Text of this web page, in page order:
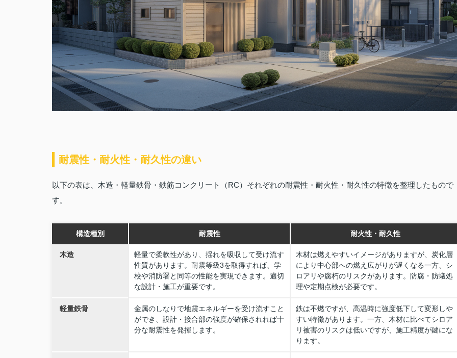
耐震性・耐火性・耐久性の違い
以下の表は、木造・軽量鉄骨・鉄筋コンクリート（RC）それぞれの耐震性・耐火性・耐久性の特徴を整理したもので
す。
構造種別 耐震性 耐火性・耐久性
木造
軽量で柔軟性があり、揺れを吸収して受け流す
性質があります。耐震等級3を取得すれば、学
校や消防署と同等の性能を実現できます。適切
な設計・施工が重要です。
木材は燃えやすいイメージがありますが、炭化層
により中心部への燃え広がりが遅くなる一方、シ
ロアリや腐朽のリスクがあります。防腐・防蟻処
理や定期点検が必要です。
軽量鉄骨
金属のしなりで地震エネルギーを受け流すこと
ができ、設計・接合部の強度が確保されれば十
分な耐震性を発揮します。
鉄は不燃ですが、高温時に強度低下して変形しや
すい特徴があります。一方、木材に比べてシロア
リ被害のリスクは低いですが、施工精度が鍵にな
ります。